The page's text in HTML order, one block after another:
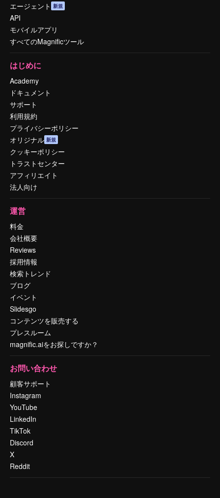
エージェント 新規
API
モバイルアプリ
すべてのMagnificツール
はじめに
Academy
ドキュメント
サポート
利用規約
プライバシーポリシー
オリジナル 新規
クッキーポリシー
トラストセンター
アフィリエイト
法人向け
運営
料金
会社概要
Reviews
採用情報
検索トレンド
ブログ
イベント
Slidesgo
コンテンツを販売する
プレスルーム
magnific.aiをお探しですか？
お問い合わせ
顧客サポート
Instagram
YouTube
LinkedIn
TikTok
Discord
X
Reddit